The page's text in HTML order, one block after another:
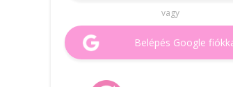
vagy
Belépés Google